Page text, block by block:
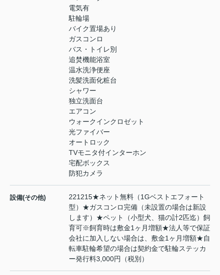
電気有
駐輪場
バイク置場あり
ガスコンロ
バス・トイレ別
追焚機能浴室
温水洗浄便座
洗髪洗面化粧台
シャワー
独立洗面台
エアコン
ウォークインクロゼット
光ファイバー
オートロック
TVモニタ付インターホン
宅配ボックス
防犯カメラ
設備(その他)
221215★ネット無料（1Gベストエフォート
型）★ガスコンロ完備（未設置の場合は新設
します）★ペット（小型犬、猫の計2匹迄）飼
育可※飼育時は敷金1ヶ月増額★法人等で保証
会社に加入しない場合は、敷金1ヶ月増額★自
転車駐輪希望の場合は契約金で駐輪ステッカ
ー発行料3,000円（税別）